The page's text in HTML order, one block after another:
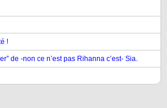
!
de -non ce n’est pas Rihanna c’est- Sia.